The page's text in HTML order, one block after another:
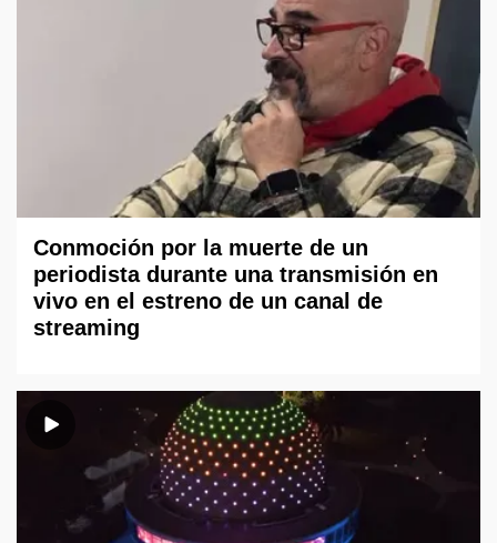
Conmoción por la muerte de un
periodista durante una transmisión en
vivo en el estreno de un canal de
streaming